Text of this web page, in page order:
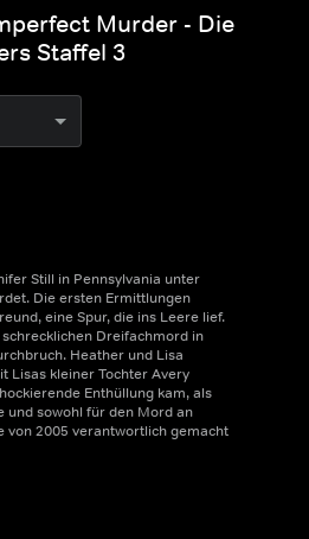
Murder - Die
Staffel 3
Still in Pennsylvania unter
Die ersten Ermittlungen
eine Spur, die ins Leere lief.
Dreifachmord in
Heather und Lisa
Lisas kleiner Tochter Avery
Enthüllung kam, als
und sowohl für den Mord an
von 2005 verantwortlich gemacht